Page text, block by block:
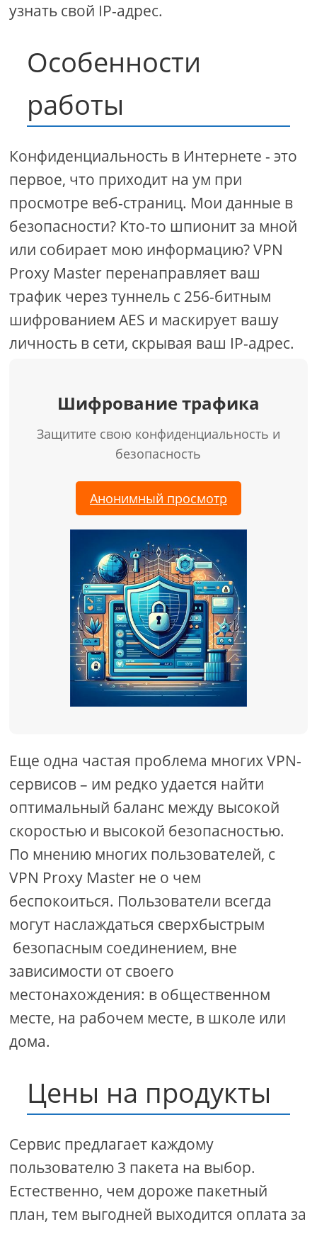
узнать свой IP-адрес.
Особенности
работы
Конфиденциальность в Интернете - это
первое, что приходит на ум при
просмотре веб-страниц. Мои данные в
безопасности? Кто-то шпионит за мной
или собирает мою информацию? VPN
Proxy Master перенаправляет ваш
трафик через туннель с 256-битным
шифрованием AES и маскирует вашу
личность в сети, скрывая ваш IP-адрес.
Шифрование трафика
Защитите свою конфиденциальность и
безопасность
Анонимный просмотр
Еще одна частая проблема многих VPN-
сервисов – им редко удается найти
оптимальный баланс между высокой
скоростью и высокой безопасностью.
По мнению многих пользователей, с
VPN Proxy Master не о чем
беспокоиться. Пользователи всегда
могут наслаждаться сверхбыстрым
безопасным соединением, вне
зависимости от своего
местонахождения: в общественном
месте, на рабочем месте, в школе или
дома.
Цены на продукты
Сервис предлагает каждому
пользователю 3 пакета на выбор.
Естественно, чем дороже пакетный
план, тем выгодней выходится оплата за